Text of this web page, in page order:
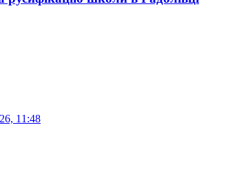
11:48